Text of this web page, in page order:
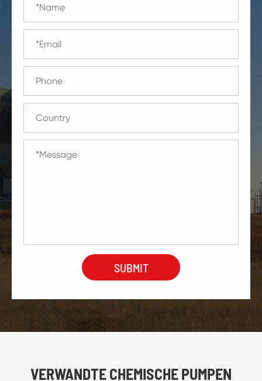
VERWANDTE CHEMISCHE PUMPEN